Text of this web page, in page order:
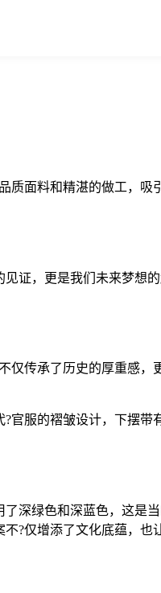
质面料和精湛的做工，吸
证，更是我们未来梦想
仅传承了历史的厚重感，
官服的褶皱设计，下摆带
深绿色和深蓝色，这是
?仅增添了文化底蕴，也